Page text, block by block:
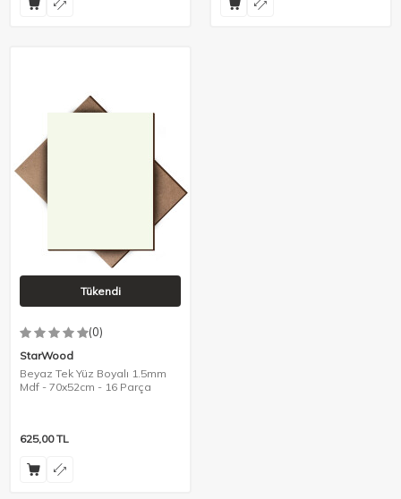
Tükendi
(0)
StarWood
Beyaz Tek Yüz Boyalı 1.5mm
Mdf - 70x52cm - 16 Parça
625,00TL